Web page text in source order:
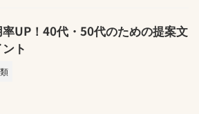
UP！40代・50代のための提案文
ト